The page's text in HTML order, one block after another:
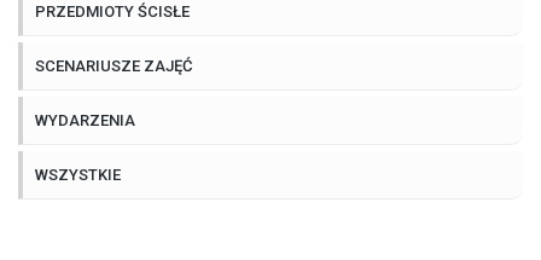
PRZEDMIOTY ŚCISŁE
SCENARIUSZE ZAJĘĆ
WYDARZENIA
WSZYSTKIE